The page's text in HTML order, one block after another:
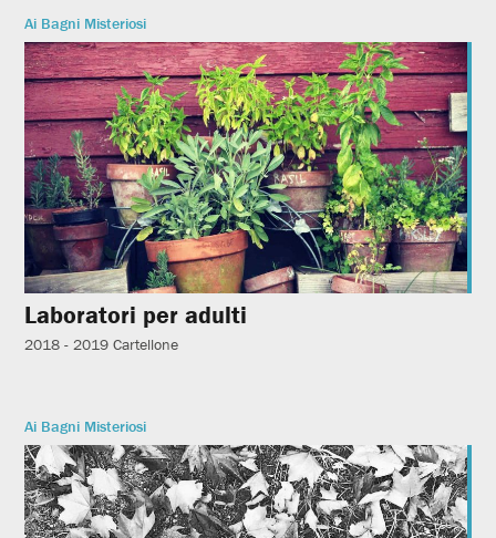
Ai Bagni Misteriosi
Laboratori per adulti
2018 - 2019 Cartellone
Ai Bagni Misteriosi